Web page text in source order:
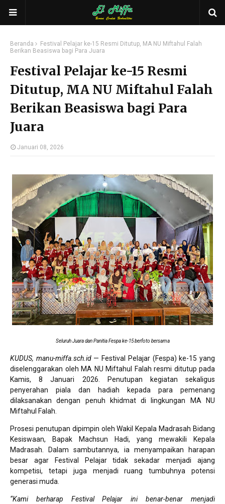
Beranda
Festival Pelajar ke-15 Resmi Ditutup, MA NU Miftahul Falah
Berikan Beasiswa bagi Para Juara
Festival Pelajar ke-15 Resmi
Ditutup, MA NU Miftahul Falah
Berikan Beasiswa bagi Para
Juara
Januari 08, 2026
Seluruh Juara dan Panitia Fespa ke-15 berfoto bersama
KUDUS, manu-miffa.sch.id— Festival Pelajar (Fespa) ke-15 yang
diselenggarakan oleh MA NU Miftahul Falah resmi ditutup pada
Kamis, 8 Januari 2026. Penutupan kegiatan sekaligus
penyerahan piala dan hadiah kepada para pemenang
dilaksanakan dengan penuh khidmat di lingkungan MA NU
Miftahul Falah.
Prosesi penutupan dipimpin oleh Wakil Kepala Madrasah Bidang
Kesiswaan, Bapak Machsun Hadi, yang mewakili Kepala
Madrasah. Dalam sambutannya, ia menyampaikan harapan
besar agar Festival Pelajar tidak sekadar menjadi ajang
kompetisi, tetapi juga menjadi ruang tumbuhnya potensi
generasi muda.
“Kami berharap Festival Pelajar ini benar-benar menjadi